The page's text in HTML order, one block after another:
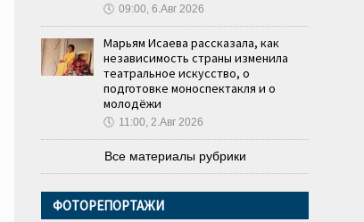
🕔 09:00, 6.Авг 2026
Марьям Исаева рассказала, как
независимость страны изменила
театральное искусство, о
подготовке моноспектакля и о
молодёжи
🕔 11:00, 2.Авг 2026
Все материалы рубрики
ФОТОРЕПОРТАЖИ